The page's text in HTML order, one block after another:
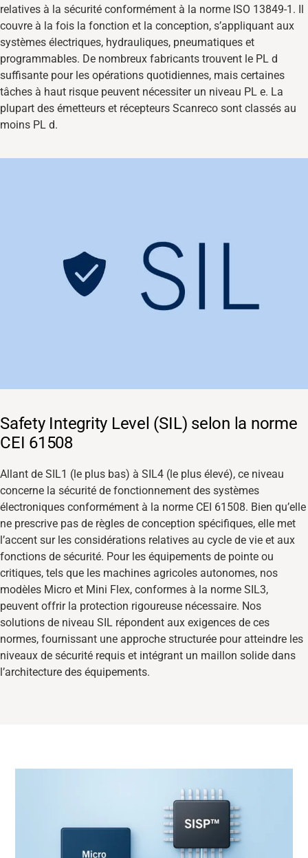
relatives à la sécurité conformément à la norme ISO 13849-1. Il
couvre à la fois la fonction et la conception, s’appliquant aux
systèmes électriques, hydrauliques, pneumatiques et
programmables. De nombreux fabricants trouvent le PL d
suffisante pour les opérations quotidiennes, mais certaines
tâches à haut risque peuvent nécessiter un niveau PL e. La
plupart des émetteurs et récepteurs Scanreco sont classés au
moins PL d.
Safety Integrity Level (SIL) selon la norme
CEI 61508
Allant de SIL1 (le plus bas) à SIL4 (le plus élevé), ce niveau
concerne la sécurité de fonctionnement des systèmes
électroniques conformément à la norme CEI 61508. Bien qu’elle
ne prescrive pas de règles de conception spécifiques, elle met
l’accent sur les considérations relatives au cycle de vie et aux
fonctions de sécurité. Pour les équipements de pointe ou
critiques, tels que les machines agricoles autonomes, nos
modèles Micro et Mini Flex, conformes à la norme SIL3,
peuvent offrir la protection rigoureuse nécessaire. Nos
solutions de niveau SIL répondent aux exigences de ces
normes, fournissant une approche structurée pour atteindre les
niveaux de sécurité requis et intégrant un maillon solide dans
l’architecture des équipements.